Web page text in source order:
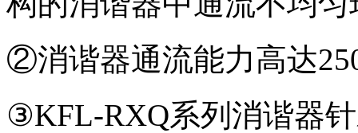
②消谐器通流能力高达
③KFL-RXQ系列消谐器